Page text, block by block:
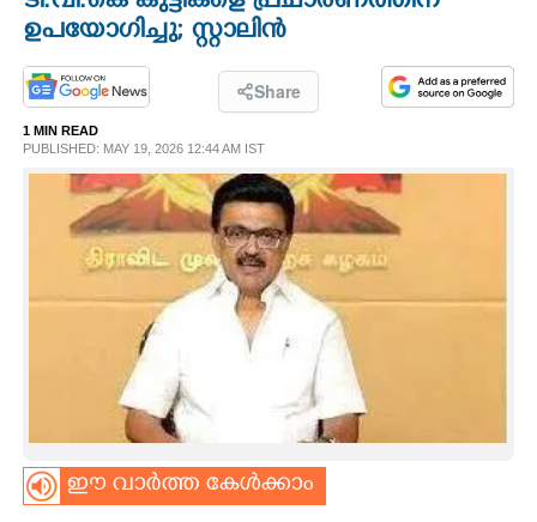
LIFESTYLE
SPIRITUAL
ASTRO
ഉപയോഗിച്ചു; സ്റ്റാലിൻ
Share
1 MIN READ
PUBLISHED: MAY 19, 2026 12:44 AM IST
ഈ വാർത്ത കേൾക്കാം